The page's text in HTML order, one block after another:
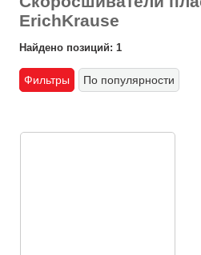
ErichKrause
Найдено позиций: 1
Фильтры По популярности